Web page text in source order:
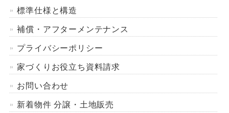
標準仕様と構造
補償・アフターメンテナンス
プライバシーポリシー
家づくりお役立ち資料請求
お問い合わせ
新着物件 分譲・土地販売